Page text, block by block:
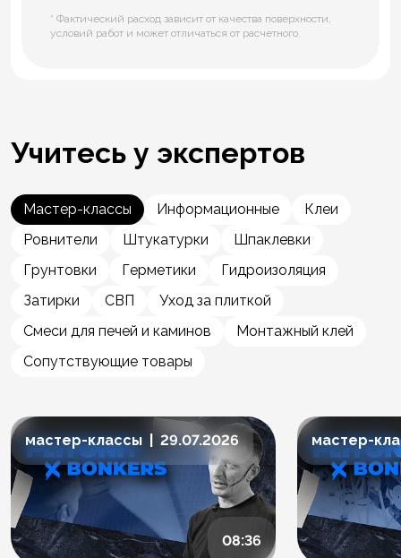
* Фактический расход зависит от качества поверхности,
условий работ и может отличаться от расчетного.
Учитесь у экспертов
Мастер-классы Информационные
Клеи
Ровнители
Штукатурки
Шпаклевки
Грунтовки
Герметики
Гидроизоляция
Затирки
СВП
Уход за плиткой
Смеси для печей и каминов
Монтажный клей
Сопутствующие товары
мастер-классы | 29.07.2026
08:36
мастер-